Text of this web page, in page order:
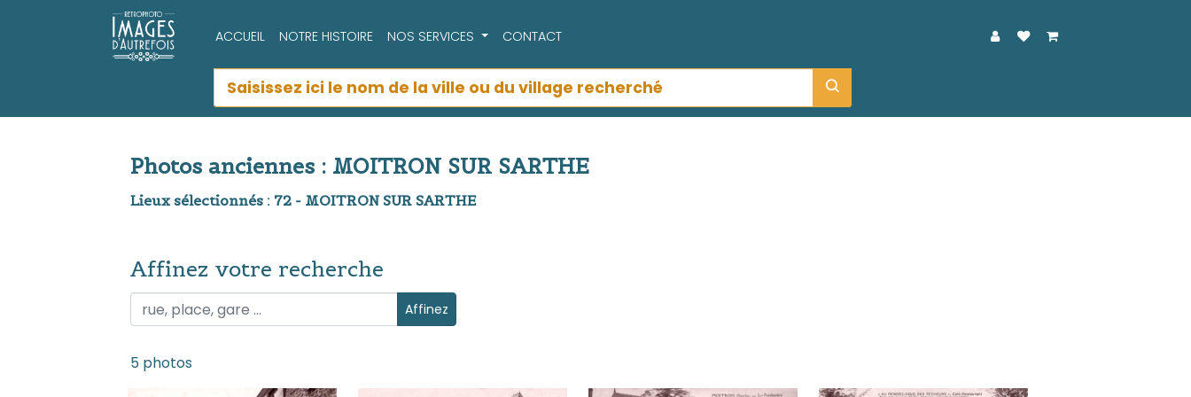
ACCUEIL NOTRE HISTOIRE NOS SERVICES CONTACT
Photos anciennes : MOITRON SUR SARTHE
Lieux sélectionnés : 72 - MOITRON SUR SARTHE
Affinez votre recherche
Affinez votre recherche Affinez
5 photos